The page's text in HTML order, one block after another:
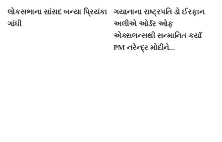
લોકસભાના સાંસદ બન્યા પ્રિયંકા
ગાંધી
ગયાનાના રાષ્ટ્રપતિ ડો ઈરફાન
અલીએ ઓર્ડર ઓફ
એક્સલન્સથી સન્માનિત કર્યા
PM નરેન્દ્ર મોદીને...